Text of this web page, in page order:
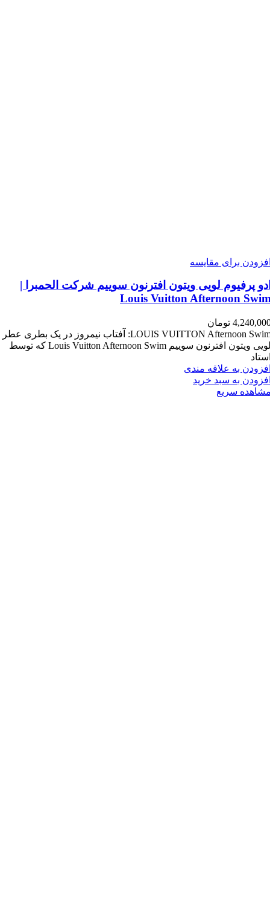
برای مقایسه
پرفیوم لویی ویتون افترنون سوییم شرکت الحمبرا |
Louis Vuitton Afternoon
تومان
LOUIS VUITTON Afternoon Swim: آفتاب نیمروز در یک بطری عطر
لویی ویتون افترنون سوییم Louis Vuitton Afternoon Swim که توسط
به علاقه مندی
به سبد خرید
سریع